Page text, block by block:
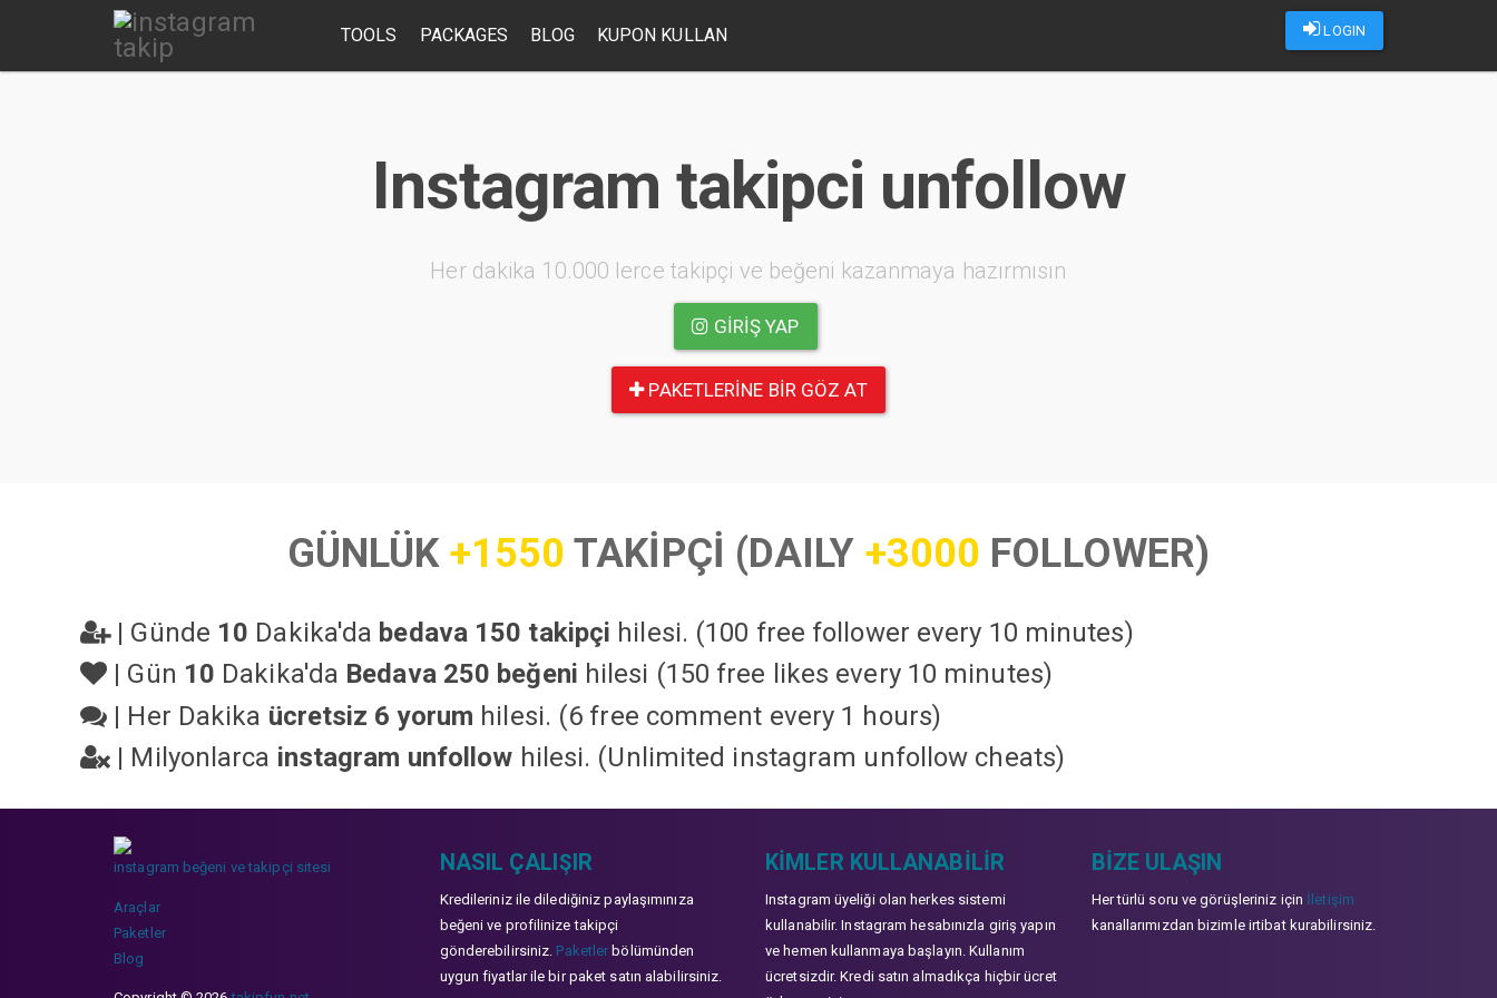
LOGIN
TOOLS PACKAGES BLOG KUPON KULLAN
Instagram takipci unfollow
Her dakika 10.000 lerce takipçi ve beğeni kazanmaya hazırmısın
GIRIŞ YAP
PAKETLERINE BIR GÖZ AT
GÜNLÜK +1550 TAKİPÇİ (DAILY +3000 FOLLOWER)
| Günde 10 Dakika'da bedava 150 takipçi hilesi. (100 free follower every 10 minutes)
| Gün 10 Dakika'da Bedava 250 beğeni hilesi (150 free likes every 10 minutes)
| Her Dakika ücretsiz 6 yorum hilesi. (6 free comment every 1 hours)
| Milyonlarca instagram unfollow hilesi. (Unlimited instagram unfollow cheats)
instagram beğeni ve takipçi sitesi
Araçlar
Paketler
Blog
NASIL ÇALIŞIR
Kredileriniz ile dilediğiniz paylaşımınıza
beğeni ve profilinize takipçi
gönderebilirsiniz. Paketler bölümünden
uygun fiyatlar ile bir paket satın alabilirsiniz.
KIMLER KULLANABILIR
Instagram üyeliği olan herkes sistemi
kullanabilir. Instagram hesabınızla giriş yapın
ve hemen kullanmaya başlayın. Kullanım
ücretsizdir. Kredi satın almadıkça hiçbir ücret
BIZE ULAŞIN
Her türlü soru ve görüşleriniz için İletişim
kanallarımızdan bizimle irtibat kurabilirsiniz.